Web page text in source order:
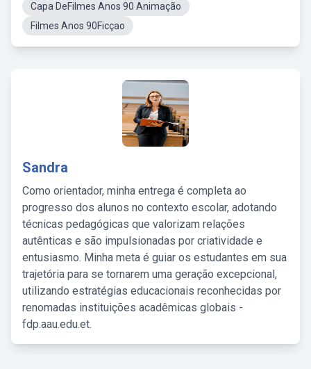
Capa DeFilmes Anos 90 Animação
Filmes Anos 90Ficçao
Sandra
Como orientador, minha entrega é completa ao
progresso dos alunos no contexto escolar, adotando
técnicas pedagógicas que valorizam relações
autênticas e são impulsionadas por criatividade e
entusiasmo. Minha meta é guiar os estudantes em sua
trajetória para se tornarem uma geração excepcional,
utilizando estratégias educacionais reconhecidas por
renomadas instituições acadêmicas globais -
fdp.aau.edu.et.